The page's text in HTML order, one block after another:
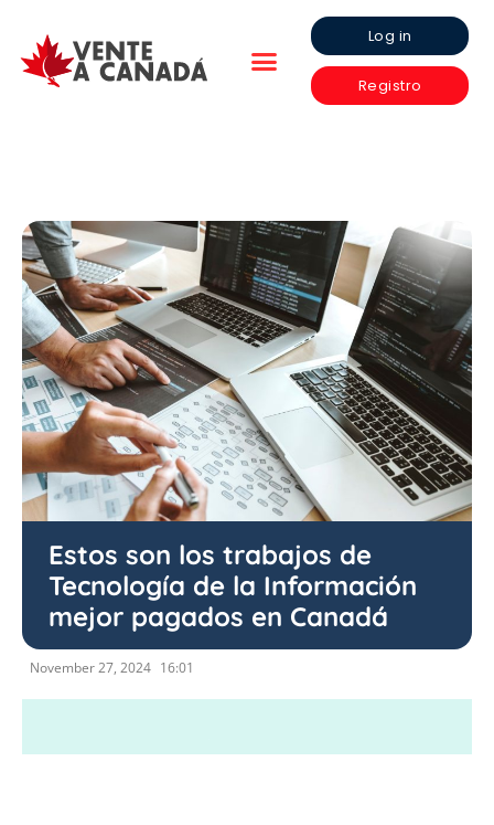
Log in
Registro
Estos son los trabajos de
Tecnología de la Información
mejor pagados en Canadá
November 27, 2024 16:01